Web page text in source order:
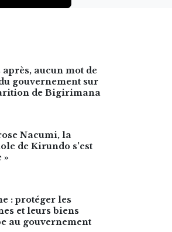
aucun mot de
gouvernement sur
de Bigirimana
Nacumi, la
de Kirundo s’est
»
: protéger les
et leurs biens
au gouvernement